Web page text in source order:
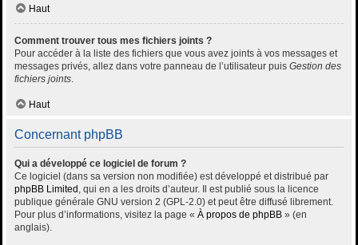
Haut
Comment trouver tous mes fichiers joints ?
Pour accéder à la liste des fichiers que vous avez joints à vos messages et
messages privés, allez dans votre panneau de l’utilisateur puis Gestion des
fichiers joints.
Haut
Concernant phpBB
Qui a développé ce logiciel de forum ?
Ce logiciel (dans sa version non modifiée) est développé et distribué par
phpBB Limited , qui en a les droits d’auteur. Il est publié sous la licence
publique générale GNU version 2 (GPL-2.0) et peut être diffusé librement.
Pour plus d’informations, visitez la page « À propos de phpBB » (en
anglais).